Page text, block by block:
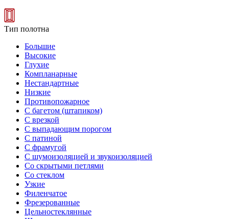
Тип полотна
Большие
Высокие
Глухие
Компланарные
Нестандартные
Низкие
Противопожарное
С багетом (штапиком)
С врезкой
С выпадающим порогом
С патиной
С фрамугой
С шумоизоляцией и звукоизоляцией
Со скрытыми петлями
Со стеклом
Узкие
Филенчатое
Фрезерованные
Цельностеклянные